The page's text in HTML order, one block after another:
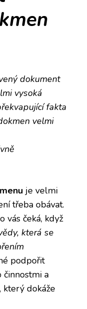
dokument
vysoká
fakta
velmi
je velmi
třeba obávat.
vás čeká, když
která se
podpořit
činnostmi a
který dokáže